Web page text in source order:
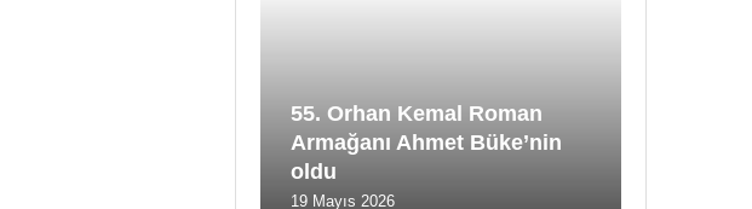
55. Orhan Kemal Roman
Armağanı Ahmet Büke’nin
oldu
19 Mayıs 2026